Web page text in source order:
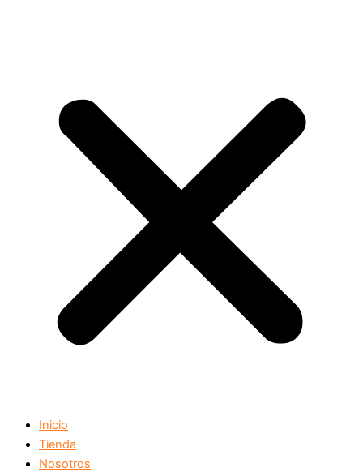
Inicio
Tienda
Nosotros